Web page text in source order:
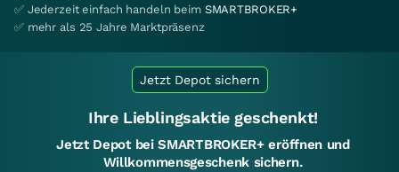
✅ Jederzeit einfach handeln beim SMARTBROKER+
✅ mehr als 25 Jahre Marktpräsenz
Jetzt Depot sichern
Ihre Lieblingsaktie geschenkt!
Jetzt Depot bei SMARTBROKER+ eröffnen und
Willkommensgeschenk sichern.